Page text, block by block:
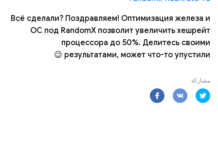
Всё сделали? Поздравляем! Оптимизация железа и
ОС под RandomX позволит увеличить хешрейт
процессора до 50%. Делитесь своими
результатами, может что-то упустили 😉
مشاركة: